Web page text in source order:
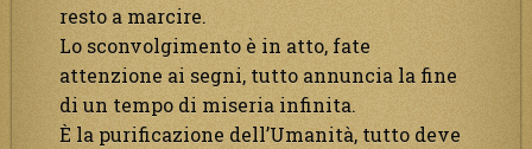
resto a marcire.
Lo sconvolgimento è in atto, fate
attenzione ai segni, tutto annuncia la fine
di un tempo di miseria infinita.
È la purificazione dell’Umanità, tutto deve